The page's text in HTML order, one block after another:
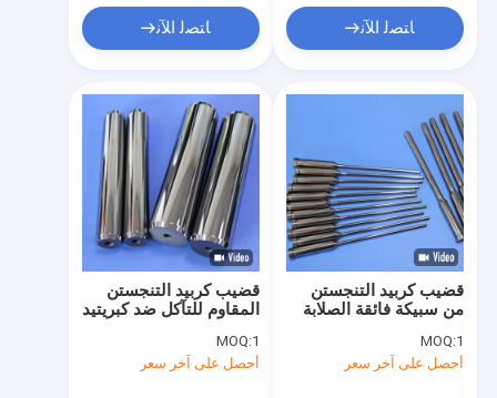
رقابة جودة
اطلب اقتباس
معالجة كربيد التنغستن
التنغستن كاربايد فوهة
التنغستن كاربايد لكمة
دبابيس كربيد التنغستن
ﺎﺘﺼﻟ ﺍﻶﻧ ﺎﺘﺼﻟ ﺍﻶﻧ
قضيب كربيد التنجستن
المقاوم للتآكل ضد كبريتيد
درجة مئوية للبيئات
MOQ:1
أحصل على آخر سعر
قضيب كربيد التنجستن
من سبيكة فائقة الصلابة
92
MOQ:1
أحصل على آخر سعر